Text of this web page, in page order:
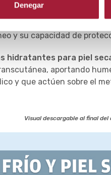
Denegar
en el cuidado de la piel
la estructura y el
y su capacidad de
hidratantes para piel
aportando
y que actúen sobre el
Visual descargable al final